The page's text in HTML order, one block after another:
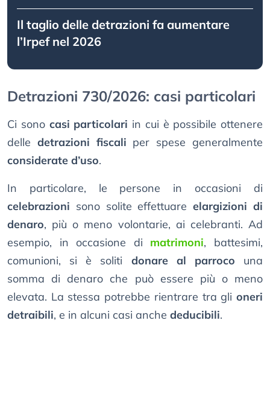
Il taglio delle detrazioni fa aumentare
l’Irpef nel 2026
Detrazioni 730/2026: casi particolari
Ci sono casi particolari in cui è possibile ottenere
delle detrazioni fiscali per spese generalmente
considerate d’uso.
In particolare, le persone in occasioni di
celebrazioni sono solite effettuareelargizioni di
denaro, più o meno volontarie, ai celebranti. Ad
esempio, in occasione di matrimoni, battesimi,
comunioni, si è soliti donare al parroco una
somma di denaro che può essere più o meno
elevata. La stessa potrebbe rientrare tra gli oneri
detraibili, e in alcuni casi anche deducibili.